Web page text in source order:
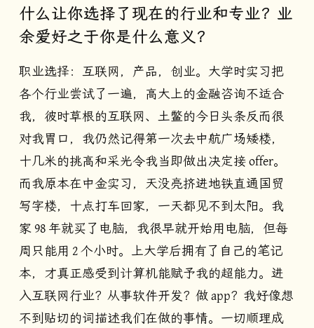
什么让你选择了现在的行业和专业？业
余爱好之于你是什么意义？
职业选择：互联网，产品，创业。大学时实习把
各个行业尝试了一遍，高大上的金融咨询不适合
我，彼时草根的互联网、土鳖的今日头条反而很
对我胃口，我仍然记得第一次去中航广场矮楼，
十几米的挑高和采光令我当即做出决定接 offer。
而我原本在中金实习，天没亮挤进地铁直通国贸
写字楼，十点打车回家，一天都见不到太阳。我
家 98 年就买了电脑，我很早就开始用电脑，但每
周只能用 2 个小时。上大学后拥有了自己的笔记
本，才真正感受到计算机能赋予我的超能力。进
入互联网行业？从事软件开发？做 app？我好像想
不到贴切的词描述我们在做的事情。一切顺理成